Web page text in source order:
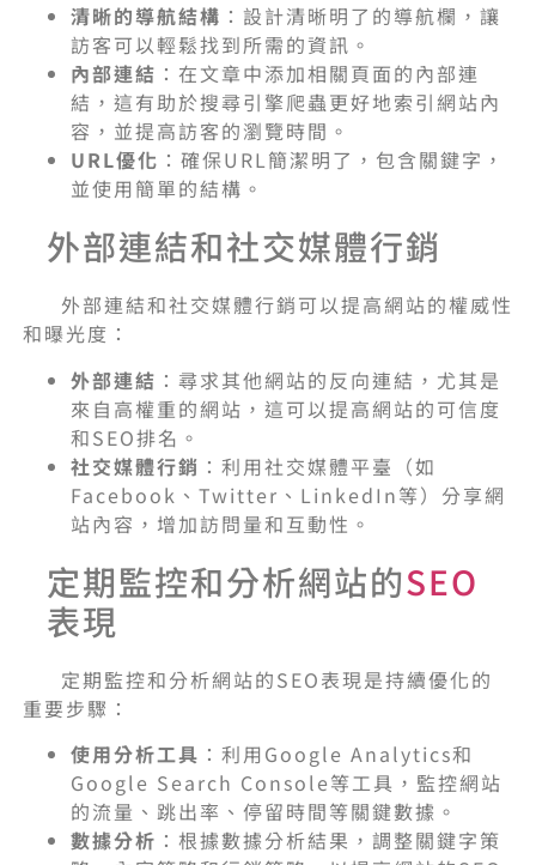
清晰的導航結構 ：設計清晰明了的導航欄，讓
訪客可以輕鬆找到所需的資訊。
內部連結 ：在文章中添加相關頁面的內部連
結，這有助於搜尋引擎爬蟲更好地索引網站內
容，並提高訪客的瀏覽時間。
URL優化 ：確保URL簡潔明了，包含關鍵字，
並使用簡單的結構。
外部連結和社交媒體行銷
外部連結和社交媒體行銷可以提高網站的權威性
和曝光度：
外部連結 ：尋求其他網站的反向連結，尤其是
來自高權重的網站，這可以提高網站的可信度
和SEO排名。
社交媒體行銷 ：利用社交媒體平臺（如
Facebook、Twitter、LinkedIn等）分享網
站內容，增加訪問量和互動性。
定期監控和分析網站的SEO
表現
定期監控和分析網站的SEO表現是持續優化的
重要步驟：
使用分析工具 ：利用Google Analytics和
Google Search Console等工具，監控網站
的流量、跳出率、停留時間等關鍵數據。
數據分析 ：根據數據分析結果，調整關鍵字策